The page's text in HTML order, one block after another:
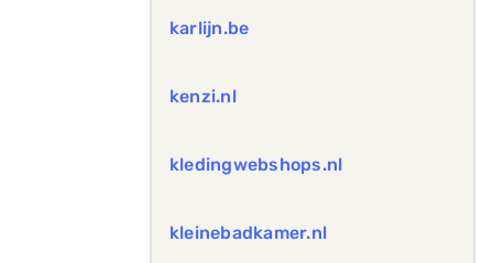
karlijn.be
kenzi.nl
kledingwebshops.nl
kleinebadkamer.nl